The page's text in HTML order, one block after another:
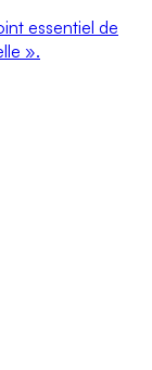
essentiel de
».